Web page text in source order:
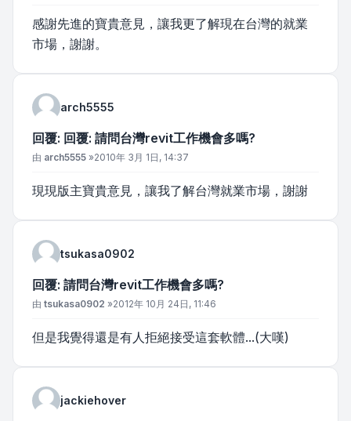
感謝先進的寶貴意見，讓我更了解現在台灣的就業
市場，謝謝。
arch5555
回覆: 回覆: 請問台灣revit工作機會多嗎?
文章
由 arch5555 »2010年 3月 1日, 14:37
現現版主寶貴意見，讓我了解台灣就業市場，謝謝
tsukasa0902
回覆: 請問台灣revit工作機會多嗎?
文章
由 tsukasa0902 »2012年 10月 24日, 11:46
但是我覺得還是有人拒絕接受這套軟體...(大嘆)
jackiehover